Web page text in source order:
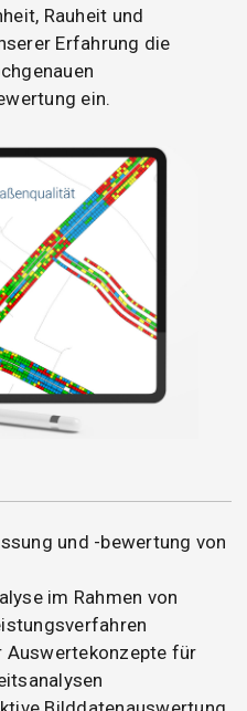
Rauheit und
Erfahrung die
ein.
und -bewertung von
im Rahmen von
Auswertekonzepte für